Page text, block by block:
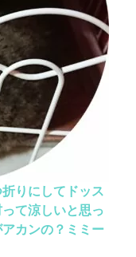
りにしてドッス
て涼しいと思っ
カンの？ミミー